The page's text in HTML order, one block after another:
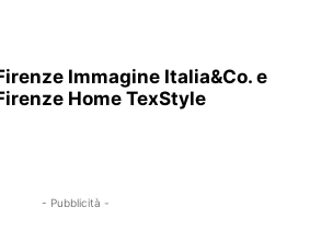
Immagine Italia&Co. e
Home TexStyle
- Pubblicità -